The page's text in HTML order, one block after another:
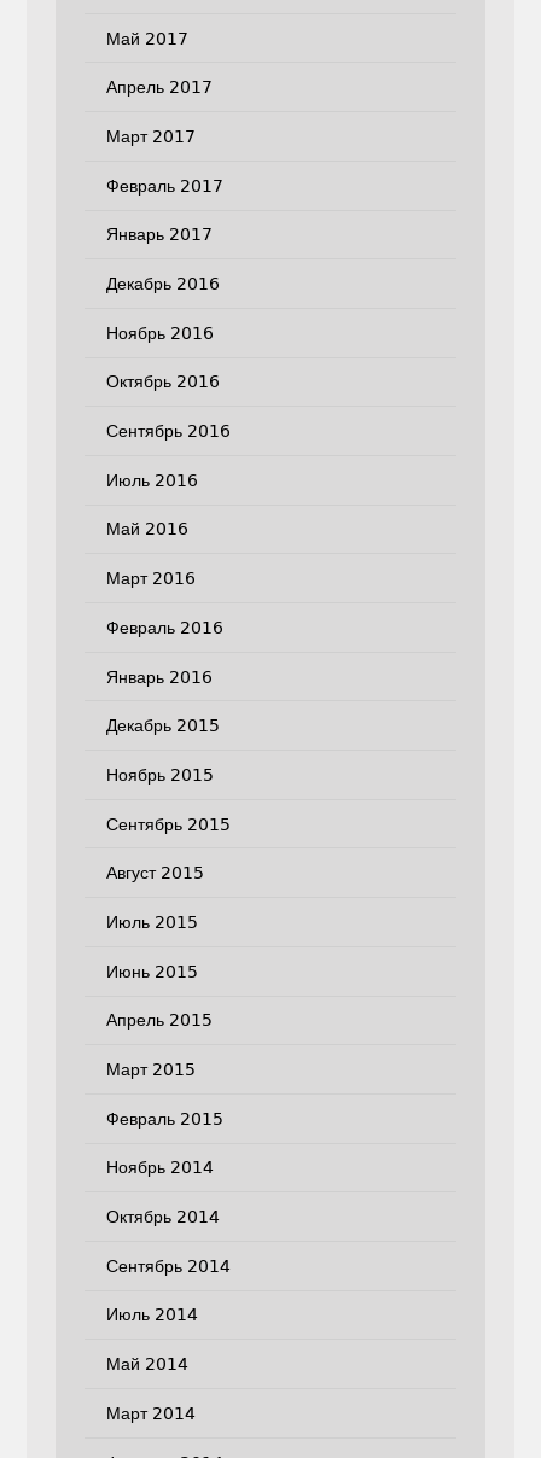
Май 2017
Апрель 2017
Март 2017
Февраль 2017
Январь 2017
Декабрь 2016
Ноябрь 2016
Октябрь 2016
Сентябрь 2016
Июль 2016
Май 2016
Март 2016
Февраль 2016
Январь 2016
Декабрь 2015
Ноябрь 2015
Сентябрь 2015
Август 2015
Июль 2015
Июнь 2015
Апрель 2015
Март 2015
Февраль 2015
Ноябрь 2014
Октябрь 2014
Сентябрь 2014
Июль 2014
Май 2014
Март 2014